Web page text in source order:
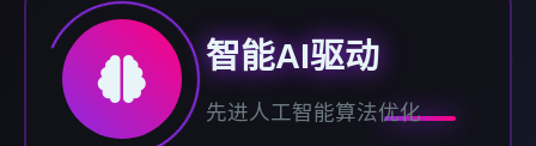
智能AI驱动
先进人工智能算法优化